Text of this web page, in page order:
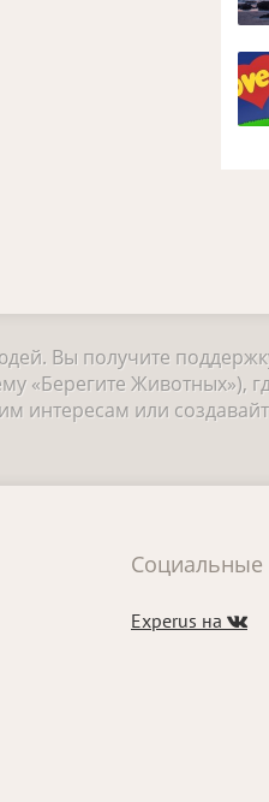
Вы получите
«Берегите Животных»),
или
Социальные
Experus на 